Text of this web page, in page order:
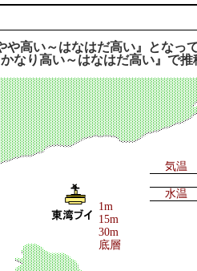
や高い～はなはだ高い』となって
なり高い～はなはだ高い』で推
気温
水温
1m
15m
30m
底層